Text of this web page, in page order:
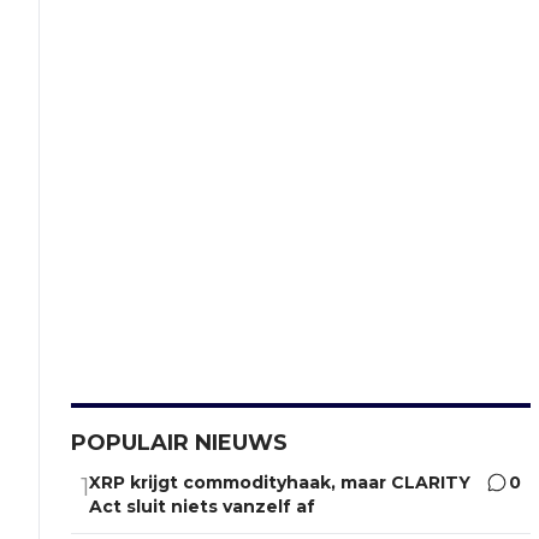
POPULAIR NIEUWS
1XRP krijgt commodityhaak, maar CLARITY
Act sluit niets vanzelf af
0